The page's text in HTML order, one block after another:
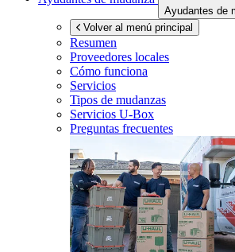
Ayudantes de
Volver al menú principal
Resumen
Proveedores locales
Cómo funciona
Servicios
Tipos de mudanzas
Servicios U-Box
Preguntas frecuentes